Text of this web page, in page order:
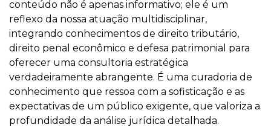
conteúdo não é apenas informativo; ele é um
reflexo da nossa atuação multidisciplinar,
integrando conhecimentos de direito tributário,
direito penal econômico e defesa patrimonial para
oferecer uma consultoria estratégica
verdadeiramente abrangente. É uma curadoria de
conhecimento que ressoa com a sofisticação e as
expectativas de um público exigente, que valoriza a
profundidade da análise jurídica detalhada.